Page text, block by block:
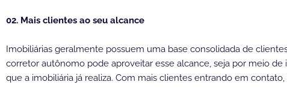
02. Mais clientes ao seu alcance
Imobiliárias geralmente possuem uma base consolidada de
corretor autônomo pode aproveitar esse alcance, seja por meio
que a imobiliária já realiza. Com mais clientes entrando em